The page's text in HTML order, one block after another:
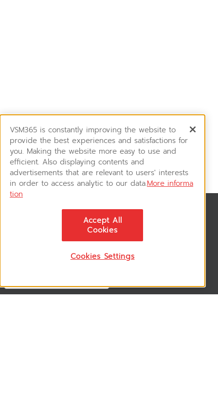
ติดตามอัพเดทข่าวสาร, โปรโมชั่น, สินค้าราคาพิเศษ ได้ก่อนใคร
VSM365 is constantly improving the website to
provide the best experiences and satisfactions for
you. Making the website more easy to use and
efficient. Also displaying contents and
advertisements that are relevant to users' interests
in order to access analytic to our data.More informa
tion
Accept All
Cookies
Cookies Settings